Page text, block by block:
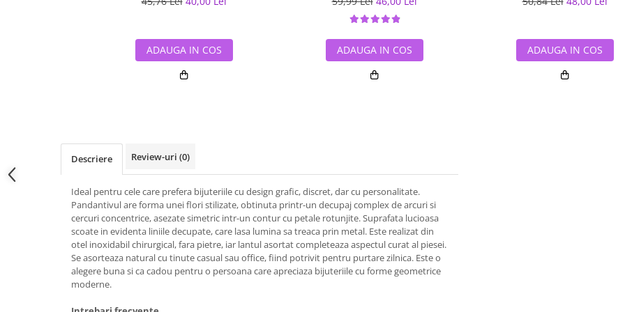
ADAUGA IN COS ADAUGA IN COS ADAUGA IN COS
Descriere Review-uri (0)
Ideal pentru cele care prefera bijuteriile cu design grafic, discret, dar cu personalitate.
Pandantivul are forma unei flori stilizate, obtinuta printr-un decupaj complex de arcuri si
cercuri concentrice, asezate simetric intr-un contur cu petale rotunjite. Suprafata lucioasa
scoate in evidenta liniile decupate, care lasa lumina sa treaca prin metal. Este realizat din
otel inoxidabil chirurgical, fara pietre, iar lantul asortat completeaza aspectul curat al piesei.
Se asorteaza natural cu tinute casual sau office, fiind potrivit pentru purtare zilnica. Este o
alegere buna si ca cadou pentru o persoana care apreciaza bijuteriile cu forme geometrice
moderne.